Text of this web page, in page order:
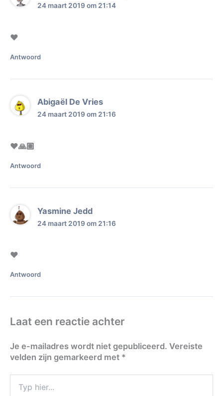
24 maart 2019 om 21:14
❤️
Antwoord
Abigaël De Vries
24 maart 2019 om 21:16
♥️🙏🏽
Antwoord
Yasmine Jedd
24 maart 2019 om 21:16
❤️
Antwoord
Laat een reactie achter
Je e-mailadres wordt niet gepubliceerd. Vereiste
velden zijn gemarkeerd met *
hier...